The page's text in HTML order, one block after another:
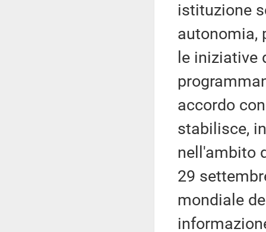
istituzione
autonomia,
le iniziative
accordo
stabilisce,
nell'ambito
29
mondiale